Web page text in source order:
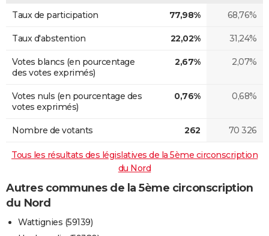
Taux de participation 77,98% 68,76%
Taux d'abstention 22,02% 31,24%
Votes blancs (en pourcentage
des votes exprimés)
2,67% 2,07%
Votes nuls (en pourcentage des
votes exprimés)
0,76% 0,68%
Nombre de votants 262 70 326
Tous les résultats des législatives de la 5ème circonscription
du Nord
Autres communes de la 5ème circonscription
du Nord
Wattignies (59139)